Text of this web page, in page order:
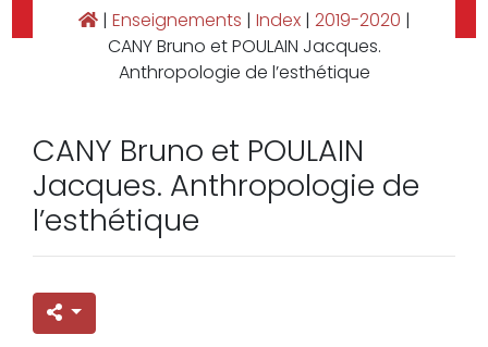
| Enseignements | Index | 2019-2020 |
CANY Bruno et POULAIN Jacques.
Anthropologie de l’esthétique
CANY Bruno et POULAIN
Jacques. Anthropologie de
l’esthétique